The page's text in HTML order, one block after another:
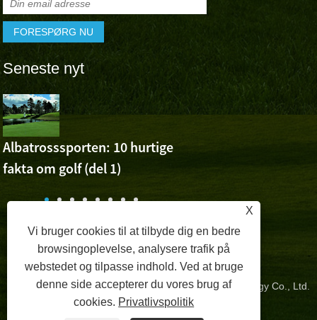
Seneste nyt
Albatrosssporten: 10 hurtige
fakta om golf (del 1)
Albatross
Copyright © 2024 Zhangzhou Albatross Sports Technology Co., Ltd.
Alle rettigheder forbeholdes.
X
Vi bruger cookies til at tilbyde dig en bedre
browsingoplevelse, analysere trafik på
webstedet og tilpasse indhold. Ved at bruge
denne side accepterer du vores brug af
cookies. Privatlivspolitik